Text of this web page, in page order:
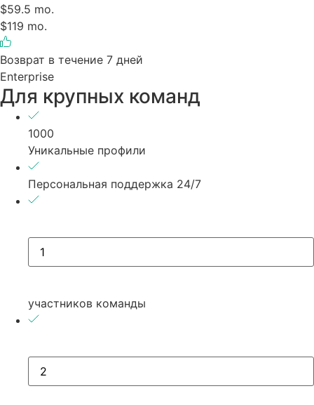
$59.5 mo.
$119 mo.
Возврат в течение 7 дней
Enterprise
Для крупных команд
1000
Уникальные профили
Персональная поддержка 24/7
участников команды